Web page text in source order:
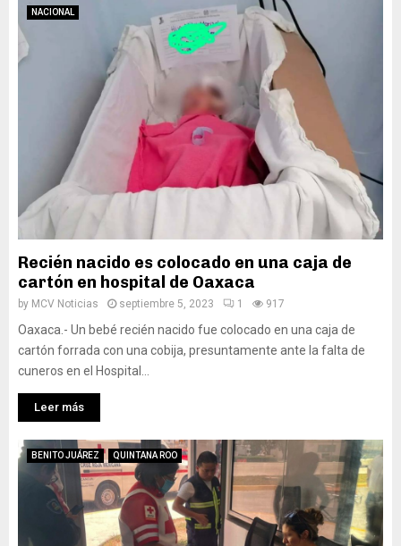
NACIONAL
Recién nacido es colocado en una caja de
cartón en hospital de Oaxaca
by MCV Noticias septiembre 5, 2023 1 917
Oaxaca.- Un bebé recién nacido fue colocado en una caja de
cartón forrada con una cobija, presuntamente ante la falta de
cuneros en el Hospital...
Leer más
BENITO JUÁREZ QUINTANA ROO